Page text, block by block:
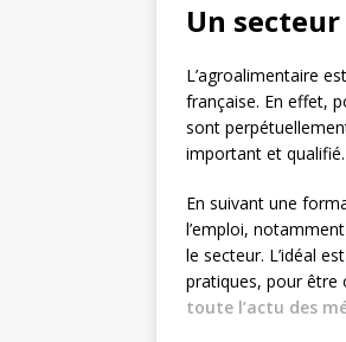
Un
L’agroalimentaire
française. En effet,
sont
important et qualifié.
En suivant une
l’emploi,
le secteur. L’idéal
pratiques, pour être
toute l’actu des